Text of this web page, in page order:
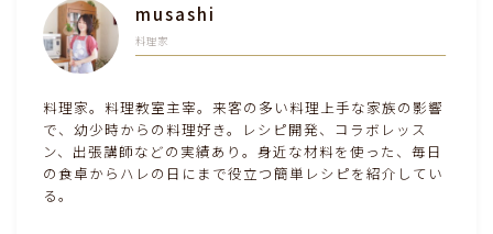
musashi
料理家
料理家。料理教室主宰。来客の多い料理上手な家族の影響
で、幼少時からの料理好き。レシピ開発、コラボレッス
ン、出張講師などの実績あり。身近な材料を使った、毎日
の食卓からハレの日にまで役立つ簡単レシピを紹介してい
る。